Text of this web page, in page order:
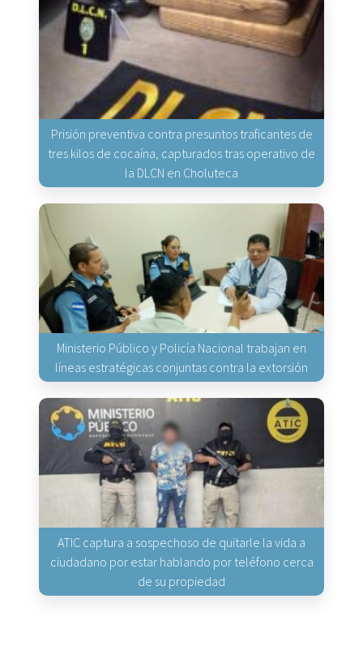
Prisión preventiva contra presuntos traficantes de
tres kilos de cocaína, capturados tras operativo de
la DLCN en Choluteca
Ministerio Público y Policía Nacional trabajan en
líneas estratégicas conjuntas contra la extorsión
ATIC captura a sospechoso de quitarle la vida a
ciudadano por estar hablando por teléfono cerca
de su propiedad